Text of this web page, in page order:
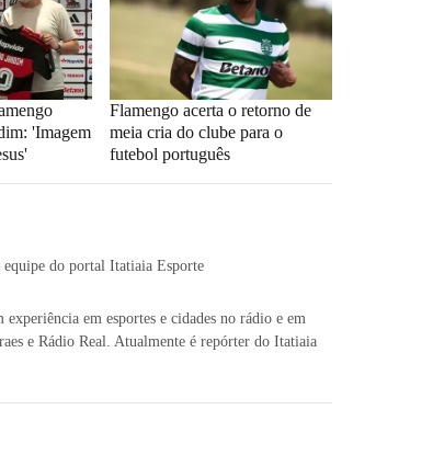
'Imagem
Flamengo acerta o retorno de
meia cria do clube para o
futebol português
do portal Itatiaia Esporte
em esportes e cidades no rádio e em
e Rádio Real. Atualmente é repórter do Itatiaia